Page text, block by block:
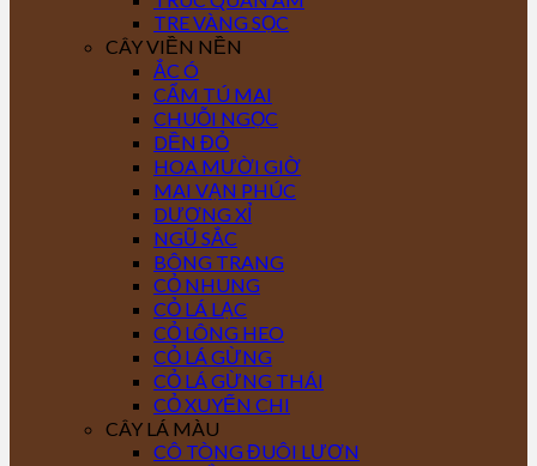
TRE VÀNG SỌC
CÂY VIỀN NỀN
ẮC Ó
CẨM TÚ MAI
CHUỖI NGỌC
DỀN ĐỎ
HOA MƯỜI GIỜ
MAI VẠN PHÚC
DƯƠNG XỈ
NGŨ SẮC
BÔNG TRANG
CỎ NHUNG
CỎ LÁ LẠC
CỎ LÔNG HEO
CỎ LÁ GỪNG
CỎ LÁ GỪNG THÁI
CỎ XUYẾN CHI
CÂY LÁ MÀU
CÔ TÒNG ĐUÔI LƯƠN